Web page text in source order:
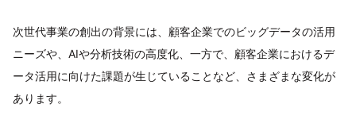
次世代事業の創出の背景には、顧客企業でのビッグデータの活用
ニーズや、AIや分析技術の高度化、一方で、顧客企業におけるデ
ータ活用に向けた課題が生じていることなど、さまざまな変化が
あります。